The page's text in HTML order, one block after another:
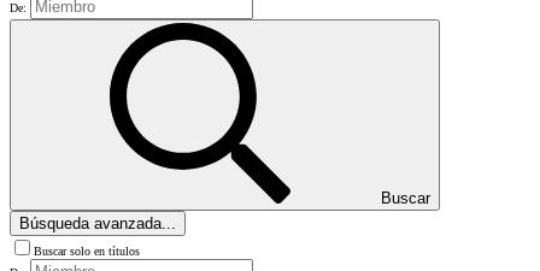
De:
Buscar
Búsqueda avanzada...
Buscar solo en títulos